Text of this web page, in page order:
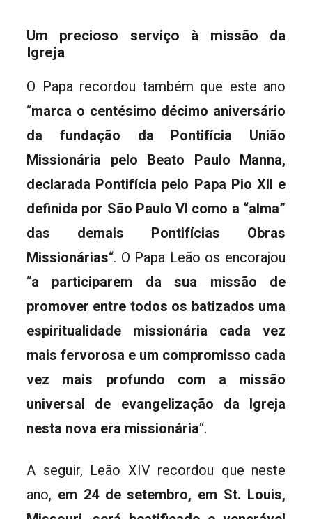
Um precioso serviço à missão da
Igreja
O Papa recordou também que este ano
“marca o centésimo décimo aniversário
da fundação da Pontifícia União
Missionária pelo Beato Paulo Manna,
declarada Pontifícia pelo Papa Pio XII e
definida por São Paulo VI como a “alma”
das demais Pontifícias Obras
Missionárias“. O Papa Leão os encorajou
“a participarem da sua missão de
promover entre todos os batizados uma
espiritualidade missionária cada vez
mais fervorosa e um compromisso cada
vez mais profundo com a missão
universal de evangelização da Igreja
nesta nova era missionária“.
A seguir, Leão XIV recordou que neste
ano, em 24 de setembro, em St. Louis,